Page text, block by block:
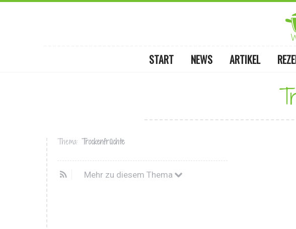
START NEWS ARTIKEL
Thema: Trockenfrüchte
Mehr zu diesem Thema